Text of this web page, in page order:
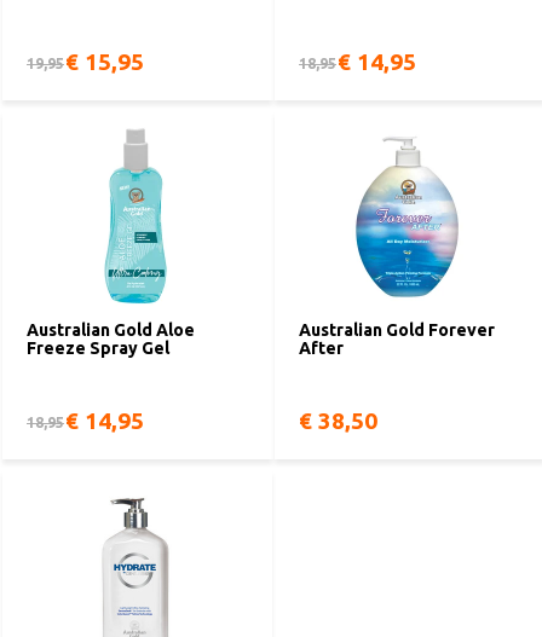
19,95€ 15,95 18,95€ 14,95
Australian Gold Aloe
Freeze Spray Gel
18,95€ 14,95
Australian Gold Forever
After
€ 38,50